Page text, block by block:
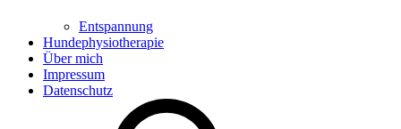
Entspannung
Hundephysiotherapie
Über mich
Impressum
Datenschutz